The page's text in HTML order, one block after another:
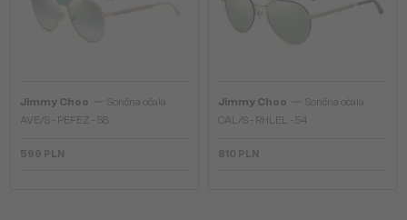
Jimmy Choo
Sončna očala
AVE/S - PEFEZ - 58
599 PLN
Jimmy Choo
Sončna očala
CAL/S - RHLEL - 54
810 PLN